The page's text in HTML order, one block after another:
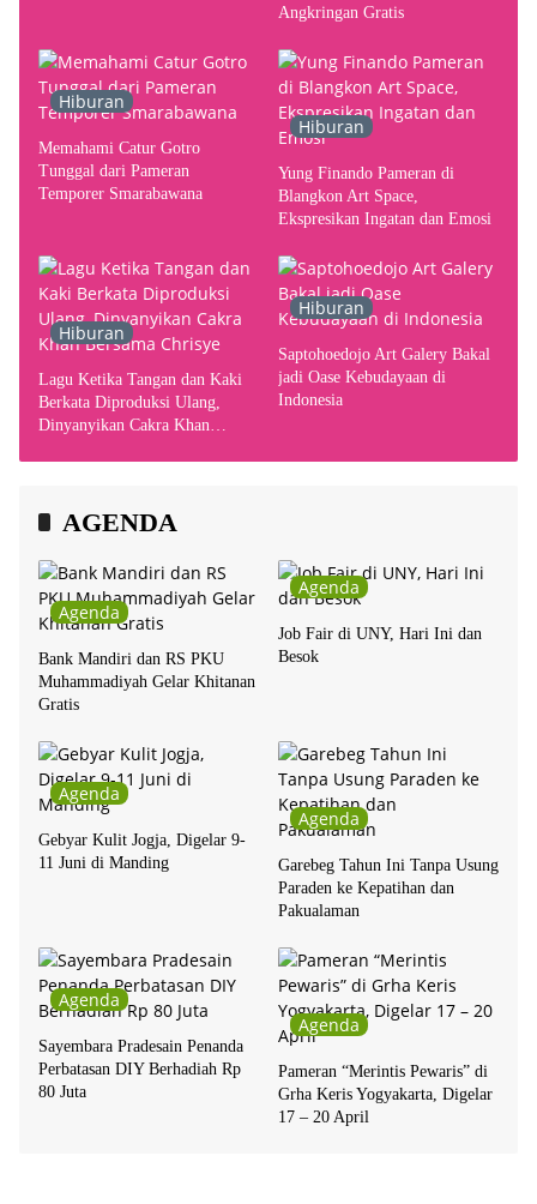
Angkringan Gratis
Hiburan
Memahami Catur Gotro
Tunggal dari Pameran
Temporer Smarabawana
Hiburan
Yung Finando Pameran di
Blangkon Art Space,
Ekspresikan Ingatan dan Emosi
Hiburan
Lagu Ketika Tangan dan Kaki
Berkata Diproduksi Ulang,
Dinyanyikan Cakra Khan
Hiburan
Saptohoedojo Art Galery Bakal
jadi Oase Kebudayaan di
Indonesia
AGENDA
Agenda
Bank Mandiri dan RS PKU
Muhammadiyah Gelar Khitanan
Gratis
Agenda
Job Fair di UNY, Hari Ini dan
Besok
Agenda
Gebyar Kulit Jogja, Digelar 9-
11 Juni di Manding
Agenda
Garebeg Tahun Ini Tanpa Usung
Paraden ke Kepatihan dan
Pakualaman
Agenda
Sayembara Pradesain Penanda
Perbatasan DIY Berhadiah Rp
80 Juta
Agenda
Pameran “Merintis Pewaris” di
Grha Keris Yogyakarta, Digelar
17 – 20 April